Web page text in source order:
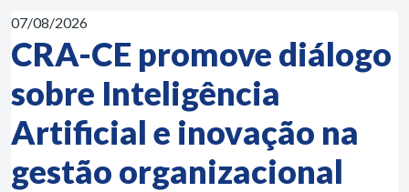
07/08/2026
CRA-CE promove diálogo
sobre Inteligência
Artificial e inovação na
gestão organizacional